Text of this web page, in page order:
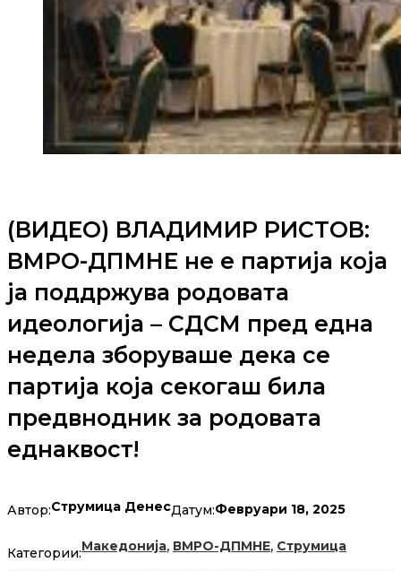
(ВИДЕО) ВЛАДИМИР РИСТОВ:
ВМРО-ДПМНЕ не е партија која
ја поддржува родовата
идеологија – СДСМ пред една
недела зборуваше дека се
партија која секогаш била
предвнодник за родовата
еднаквост!
Автор:Струмица ДенесДатум:Февруари 18, 2025
Категории:Македонија, ВМРО-ДПМНЕ, Струмица